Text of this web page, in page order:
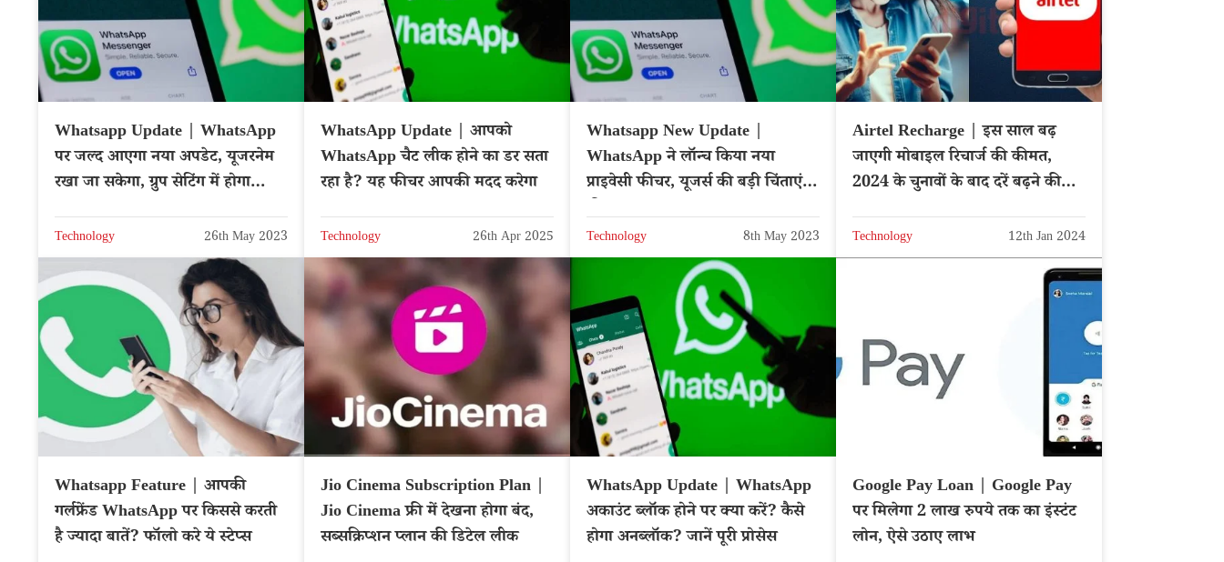
Whatsapp Update | WhatsApp
पर जल्द आएगा नया अपडेट, यूजरनेम
रखा जा सकेगा, ग्रुप सेटिंग में होगा
Technology 26th May 2023
WhatsApp Update | आपको
WhatsApp चैट लीक होने का डर सता
रहा है? यह फीचर आपकी मदद करेगा
Technology 26th Apr 2025
Whatsapp New Update |
WhatsApp ने लॉन्च किया नया
प्राइवेसी फीचर, यूजर्स की बड़ी चिंताएं
Technology 8th May 2023
Airtel Recharge | इस साल बढ़
जाएगी मोबाइल रिचार्ज की कीमत,
2024 के चुनावों के बाद दरें बढ़ने की
Technology 12th Jan 2024
Whatsapp Feature | आपकी
गर्लफ्रेंड WhatsApp पर किससे करती
है ज्यादा बातें? फॉलो करे ये स्टेप्स
Jio Cinema Subscription Plan |
Jio Cinema फ्री में देखना होगा बंद,
सब्सक्रिप्शन प्लान की डिटेल लीक
WhatsApp Update | WhatsApp
अकाउंट ब्लॉक होने पर क्या करें? कैसे
होगा अनब्लॉक? जानें पूरी प्रोसेस
Google Pay Loan | Google Pay
पर मिलेगा 2 लाख रुपये तक का इंस्टंट
लोन, ऐसे उठाए लाभ